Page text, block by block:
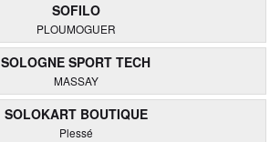
SOFILO
PLOUMOGUER
SOLOGNE SPORT TECH
MASSAY
SOLOKART BOUTIQUE
Plessé